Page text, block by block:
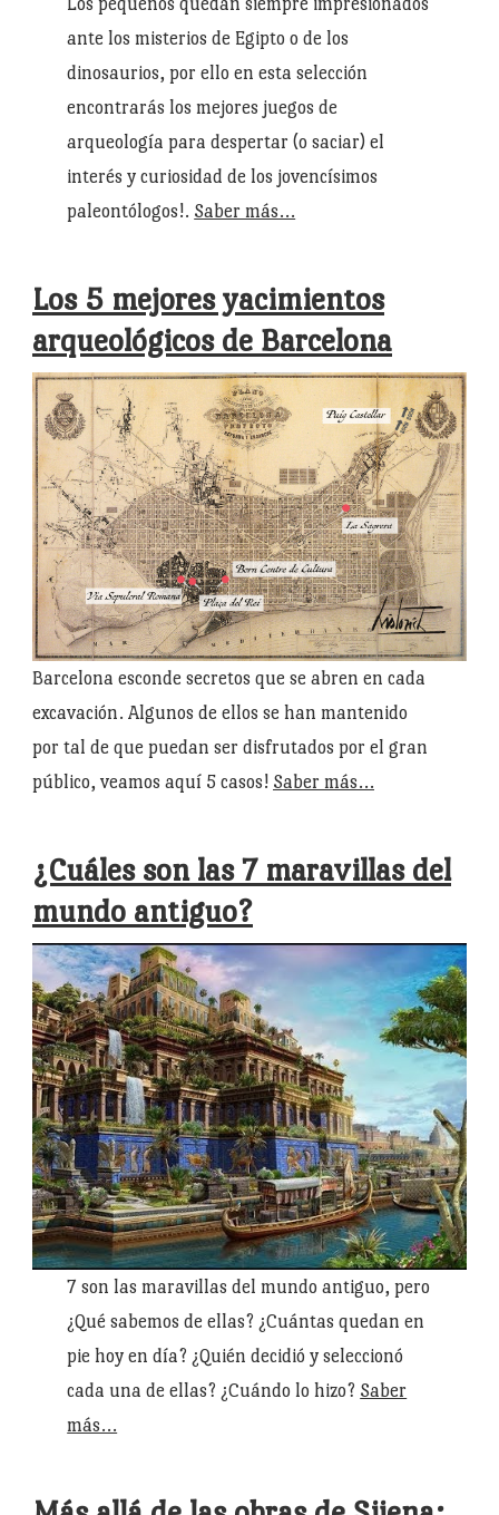
ante los misterios de Egipto o de los
dinosaurios, por ello en esta selección
encontrarás los mejores juegos de
arqueología para despertar (o saciar) el
interés y curiosidad de los jovencísimos
paleontólogos!. Saber más…
Los 5 mejores yacimientos
arqueológicos de Barcelona
Barcelona esconde secretos que se abren en cada
excavación. Algunos de ellos se han mantenido
por tal de que puedan ser disfrutados por el gran
público, veamos aquí 5 casos! Saber más…
¿Cuáles son las 7 maravillas del
mundo antiguo?
7 son las maravillas del mundo antiguo, pero
¿Qué sabemos de ellas? ¿Cuántas quedan en
pie hoy en día? ¿Quién decidió y seleccionó
cada una de ellas? ¿Cuándo lo hizo? Saber
más…